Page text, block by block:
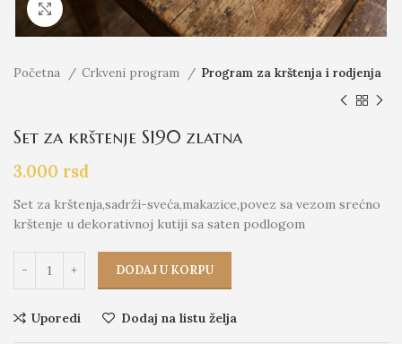
Click to enlarge
Početna Crkveni program Program za krštenja i rodjenja
Set za krštenje S190 zlatna
3.000 rsd
Set za krštenja,sadrži-sveća,makazice,povez sa vezom srećno
krštenje u dekorativnoj kutiji sa saten podlogom
DODAJ U KORPU
Uporedi Dodaj na listu želja